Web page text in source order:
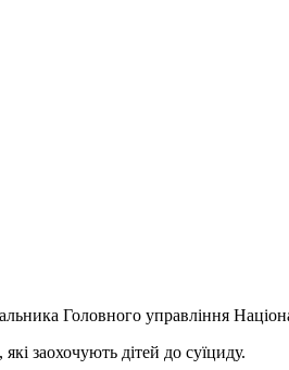
Головного управління
заохочують дітей до суїциду.